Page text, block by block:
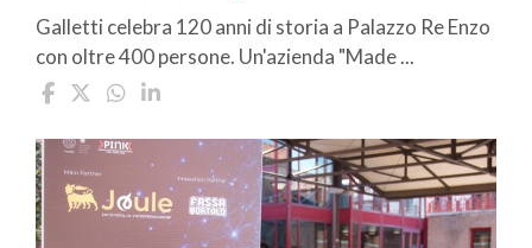
Galletti celebra 120 anni di storia a Palazzo Re Enzo
con oltre 400 persone. Un'azienda "Made ...